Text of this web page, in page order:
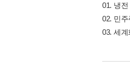
01. 냉
02. 민
03. 세